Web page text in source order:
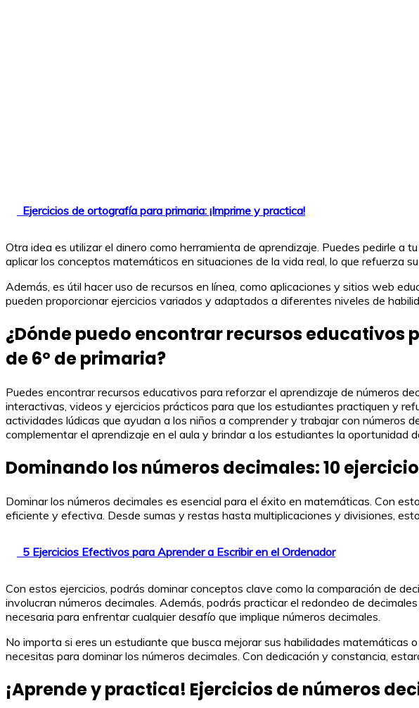
Ejercicios de ortografía para primaria: ¡Imprime y practica!
Otra idea es utilizar el dinero como herramienta de aprendizaje. Puedes pedirle a
aplicar los conceptos matemáticos en situaciones de la vida real, lo que refuerza
Además, es útil hacer uso de recursos en línea, como aplicaciones y sitios web
pueden proporcionar ejercicios variados y adaptados a diferentes niveles de
¿Dónde puedo encontrar recursos educativos
de 6º de primaria?
Puedes encontrar recursos educativos para reforzar el aprendizaje de números
interactivas, videos y ejercicios prácticos para que los estudiantes practiquen y
actividades lúdicas que ayudan a los niños a comprender y trabajar con
complementar el aprendizaje en el aula y brindar a los estudiantes la oportunidad
Dominando los números decimales: 10
Dominar los números decimales es esencial para el éxito en matemáticas. Con
eficiente y efectiva. Desde sumas y restas hasta multiplicaciones y divisiones,
5 Ejercicios Efectivos para Aprender a Escribir en el Ordenador
Con estos ejercicios, podrás dominar conceptos clave como la comparación de
involucran números decimales. Además, podrás practicar el redondeo de
necesaria para enfrentar cualquier desafío que implique números decimales.
No importa si eres un estudiante que busca mejorar sus habilidades
necesitas para dominar los números decimales. Con dedicación y constancia,
¡Aprende y practica! Ejercicios de números